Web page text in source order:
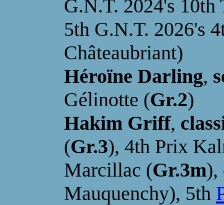
G.N.T. 2024's 10th
5th G.N.T. 2026's
Châteaubriant)
Héroïne Darling,
Gélinotte (Gr.2)
Hakim Griff,
(Gr.3), 4th Prix
Marcillac (Gr.3m),
Mauquenchy), 5th